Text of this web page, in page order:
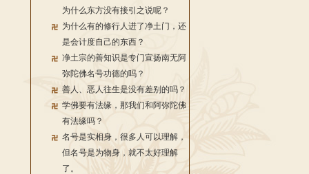
为什么东方没有接引之说呢？
为什么有的修行人进了净土门，还
是会计度自己的东西？
净土宗的善知识是专门宣扬南无阿
弥陀佛名号功德的吗？
善人、恶人往生是没有差别的吗？
学佛要有法缘，那我们和阿弥陀佛
有法缘吗？
名号是实相身，很多人可以理解，
但名号是为物身，就不太好理解
了。